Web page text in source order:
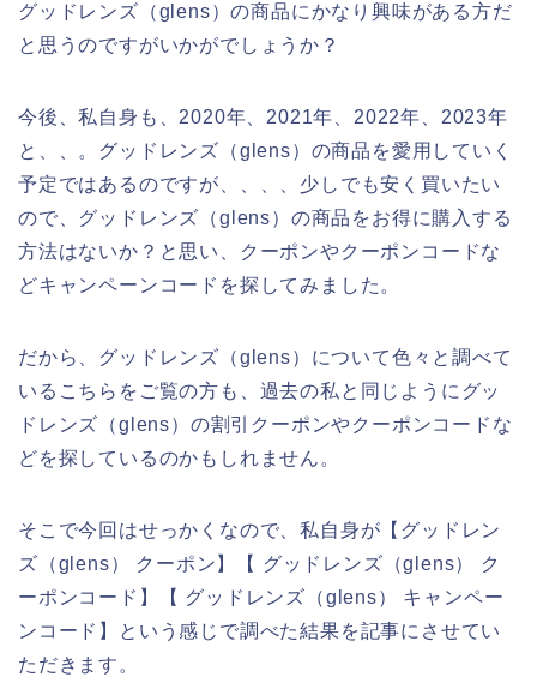
グッドレンズ（glens）の商品にかなり興味がある方だ
と思うのですがいかがでしょうか？
今後、私自身も、2020年、2021年、2022年、2023年
と、、。グッドレンズ（glens）の商品を愛用していく
予定ではあるのですが、、、、少しでも安く買いたい
ので、グッドレンズ（glens）の商品をお得に購入する
方法はないか？と思い、クーポンやクーポンコードな
どキャンペーンコードを探してみました。
だから、グッドレンズ（glens）について色々と調べて
いるこちらをご覧の方も、過去の私と同じようにグッ
ドレンズ（glens）の割引クーポンやクーポンコードな
どを探しているのかもしれません。
そこで今回はせっかくなので、私自身が【グッドレン
ズ（glens） クーポン】【 グッドレンズ（glens） ク
ーポンコード】【 グッドレンズ（glens） キャンペー
ンコード】という感じで調べた結果を記事にさせてい
ただきます。